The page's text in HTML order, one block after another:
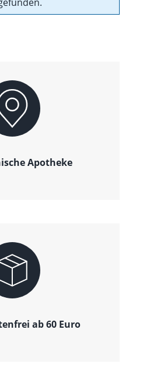
Apotheke
ab 60 Euro